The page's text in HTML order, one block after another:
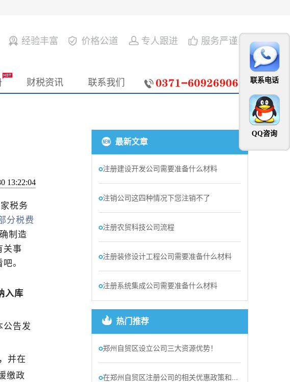
经验丰富 价格公道 专人跟进 服务严谨
财税资讯 联系我们
13:22:04
税务
分税费
制造
关事
。
入库
告发
并在
缴政
最新文章
注册建设开发公司需要准备什么材料
注销公司这四种情况下您注销不了
注册农贸科技公司流程
注册装修设计工程公司需要准备什么材料
注册系统集成公司需要准备什么材料
热门推荐
郑州自贸区设立公司三大资源优势！
在郑州自贸区注册公司的相关优惠政策和优势
联系电话
QQ咨询